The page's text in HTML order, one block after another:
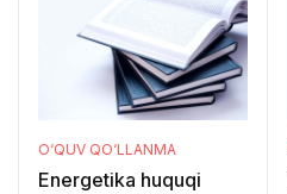
O‘QUV QO‘LLANMA
Energetika huquqi